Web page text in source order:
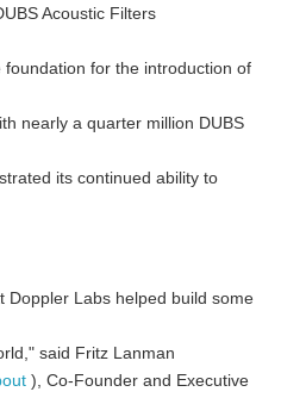
Acoustic Filters
for the introduction of
nearly a quarter million DUBS
its continued ability to
Doppler Labs helped build some
said Fritz Lanman
), Co-Founder and Executive